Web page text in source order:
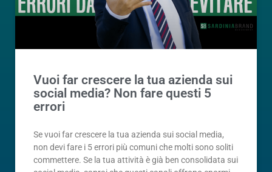
Vuoi far crescere la tua azienda sui
social media? Non fare questi 5
errori
Se vuoi far crescere la tua azienda sui social media,
non devi fare i 5 errori più comuni che molti sono soliti
commettere. Se la tua attività è già ben consolidata sui